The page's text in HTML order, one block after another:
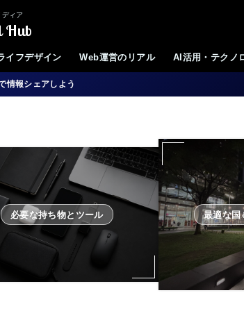
ィア
Hub
イフデザイン Web運営のリアル AI活用・テクノ
情報シェアしよう
必要な持ち物とツール 最適な国